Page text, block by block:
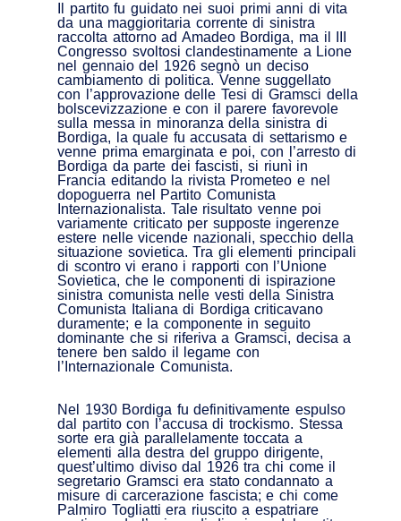
Il partito fu guidato nei suoi primi anni di vita
da una maggioritaria corrente di sinistra
raccolta attorno ad Amadeo Bordiga, ma il III
Congresso svoltosi clandestinamente a Lione
nel gennaio del 1926 segnò un deciso
cambiamento di politica. Venne suggellato
con l’approvazione delle Tesi di Gramsci della
bolscevizzazione e con il parere favorevole
sulla messa in minoranza della sinistra di
Bordiga, la quale fu accusata di settarismo e
venne prima emarginata e poi, con l’arresto di
Bordiga da parte dei fascisti, si riunì in
Francia editando la rivista Prometeo e nel
dopoguerra nel Partito Comunista
Internazionalista. Tale risultato venne poi
variamente criticato per supposte ingerenze
estere nelle vicende nazionali, specchio della
situazione sovietica. Tra gli elementi principali
di scontro vi erano i rapporti con l’Unione
Sovietica, che le componenti di ispirazione
sinistra comunista nelle vesti della Sinistra
Comunista Italiana di Bordiga criticavano
duramente; e la componente in seguito
dominante che si riferiva a Gramsci, decisa a
tenere ben saldo il legame con
l’Internazionale Comunista.
Nel 1930 Bordiga fu definitivamente espulso
dal partito con l’accusa di trockismo. Stessa
sorte era già parallelamente toccata a
elementi alla destra del gruppo dirigente,
quest’ultimo diviso dal 1926 tra chi come il
segretario Gramsci era stato condannato a
misure di carcerazione fascista; e chi come
Palmiro Togliatti era riuscito a espatriare